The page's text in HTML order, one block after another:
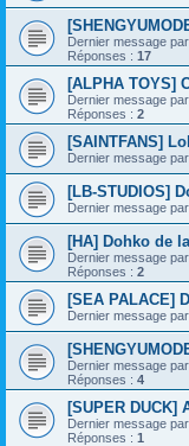
Dernier message par
Réponses : 17
[ALPHA TOYS]
Dernier message par
Réponses : 2
[SAINTFANS]
Dernier message par
[LB-STUDIOS]
Dernier message par
[HA] Dohko de
Dernier message par
Réponses : 2
[SEA PALACE]
Dernier message par
Dernier message par
Réponses : 4
[SUPER DUCK]
Dernier message par
Réponses : 1